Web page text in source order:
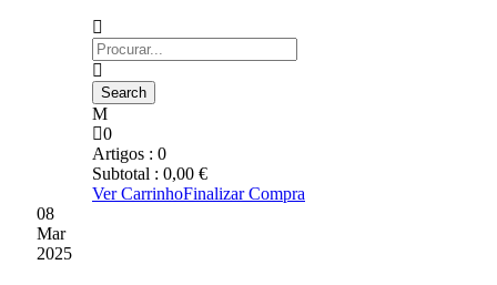
0
Artigos : 0
Subtotal : 0,00 €
Ver CarrinhoFinalizar Compra
08
Mar
2025